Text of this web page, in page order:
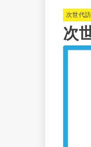
次世代
次